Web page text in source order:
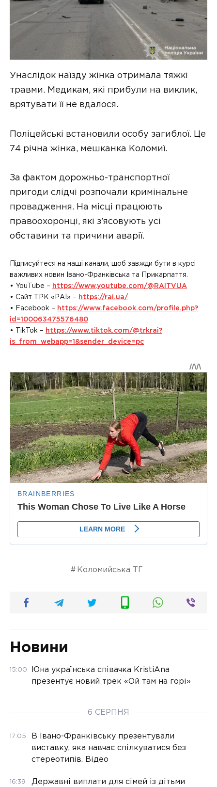
Унаслідок наїзду жінка отримала тяжкі
травми. Медикам, які прибули на виклик,
врятувати її не вдалося.
Поліцейські встановили особу загиблої. Це
74 річна жінка, мешканка Коломиї.
За фактом дорожньо-транспортної
пригоди слідчі розпочали кримінальне
провадження. На місці працюють
правоохоронці, які з’ясовують усі
обставини та причини аварії.
Підписуйтеся на наші канали, щоб завжди бути в курсі
важливих новин Івано-Франківська та Прикарпаття.
• YouTube – https://www.youtube.com/@RAITVUA
• Сайт ТРК «РАІ» – https://rai.ua/
• Facebook – https://www.facebook.com/profile.php?
id=100063475576480
• TikTok – https://www.tiktok.com/@trkrai?
is_from_webapp=1&sender_device=pc
Коломийська ТГ
Новини
15:00
Юна українська співачка KristiAna
презентує новий трек «Ой там на горі»
6 СЕРПНЯ
17:05
В Івано-Франківську презентували
виставку, яка навчає спілкуватися без
стереотипів. Відео
16:39 Державні виплати для сімей із дітьми